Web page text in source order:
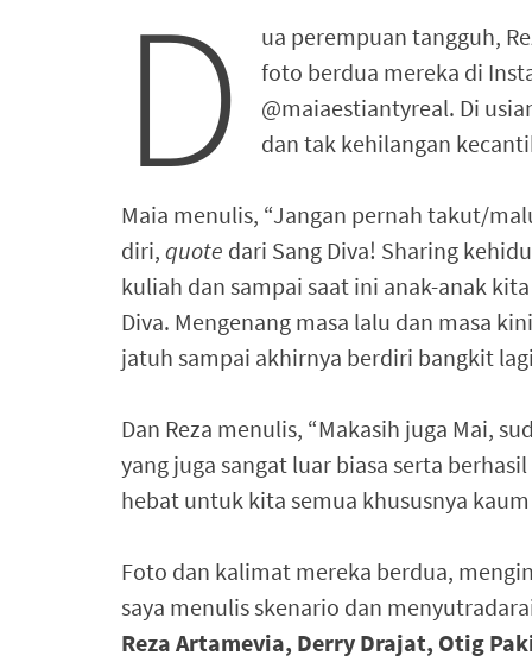
D
ua perempuan tangguh,
foto berdua mereka di
@maiaestiantyreal. Di
dan tak kehilangan
Maia menulis, “Jangan pernah takut/
diri, quote dari Sang Diva! Sharing
kuliah dan sampai saat ini anak-anak
Diva. Mengenang masa lalu dan masa
jatuh sampai akhirnya berdiri bangkit
Dan Reza menulis, “Makasih juga Mai,
yang juga sangat luar biasa serta
hebat untuk kita semua khususnya
Foto dan kalimat mereka berdua,
saya menulis skenario dan
Reza Artamevia, Derry Drajat, Otig